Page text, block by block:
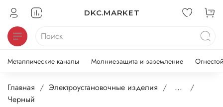
DKC.MARKET
Металлические каналы Молниезащита и заземление
Главная Электроустановочные изделия
...
Черный